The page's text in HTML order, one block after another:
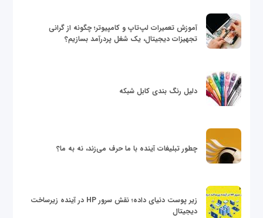
آموزش تعمیرات لپ‌تاپ و کامپیوتر؛ چگونه از گرانی
تجهیزات دیجیتال، یک شغل پردرآمد بسازیم؟
دلیل رنگ بندی کابل شبکه
چطور تبلیغات آینده با ما حرف می‌زند، نه به ما؟
زیر پوست دنیای داده؛ نقش سرور HP در آینده زیرساخت
دیجیتال